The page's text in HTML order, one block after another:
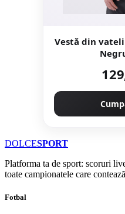
Vestă din
DOLCESPORT
Platforma ta de sport: scoruri
toate campionatele care
Fotbal